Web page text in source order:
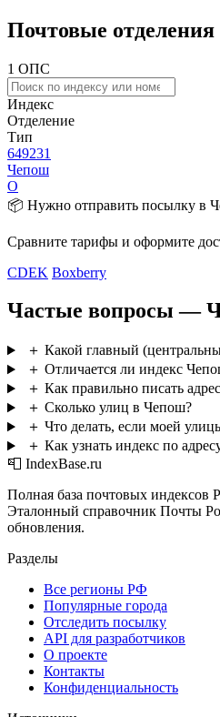
Почтовые отделения
1 ОПС
Индекс
Отделение
Тип
649231
Чепош
О
📦 Нужно отправить посылку в
Сравните тарифы и оформите
CDEK Boxberry
Частые вопросы —
＋ Какой главный
＋ Отличается ли индекс
＋ Как правильно писать
＋ Сколько улиц в Чепош?
＋ Что делать, если моей
＋ Как узнать индекс по
📮 IndexBase.ru
Полная база почтовых индексов
Эталонный справочник Почты
обновления.
Разделы
Все регионы РФ
Популярные города
Отследить посылку
API для разработчиков
О проекте
Контакты
Конфиденциальность